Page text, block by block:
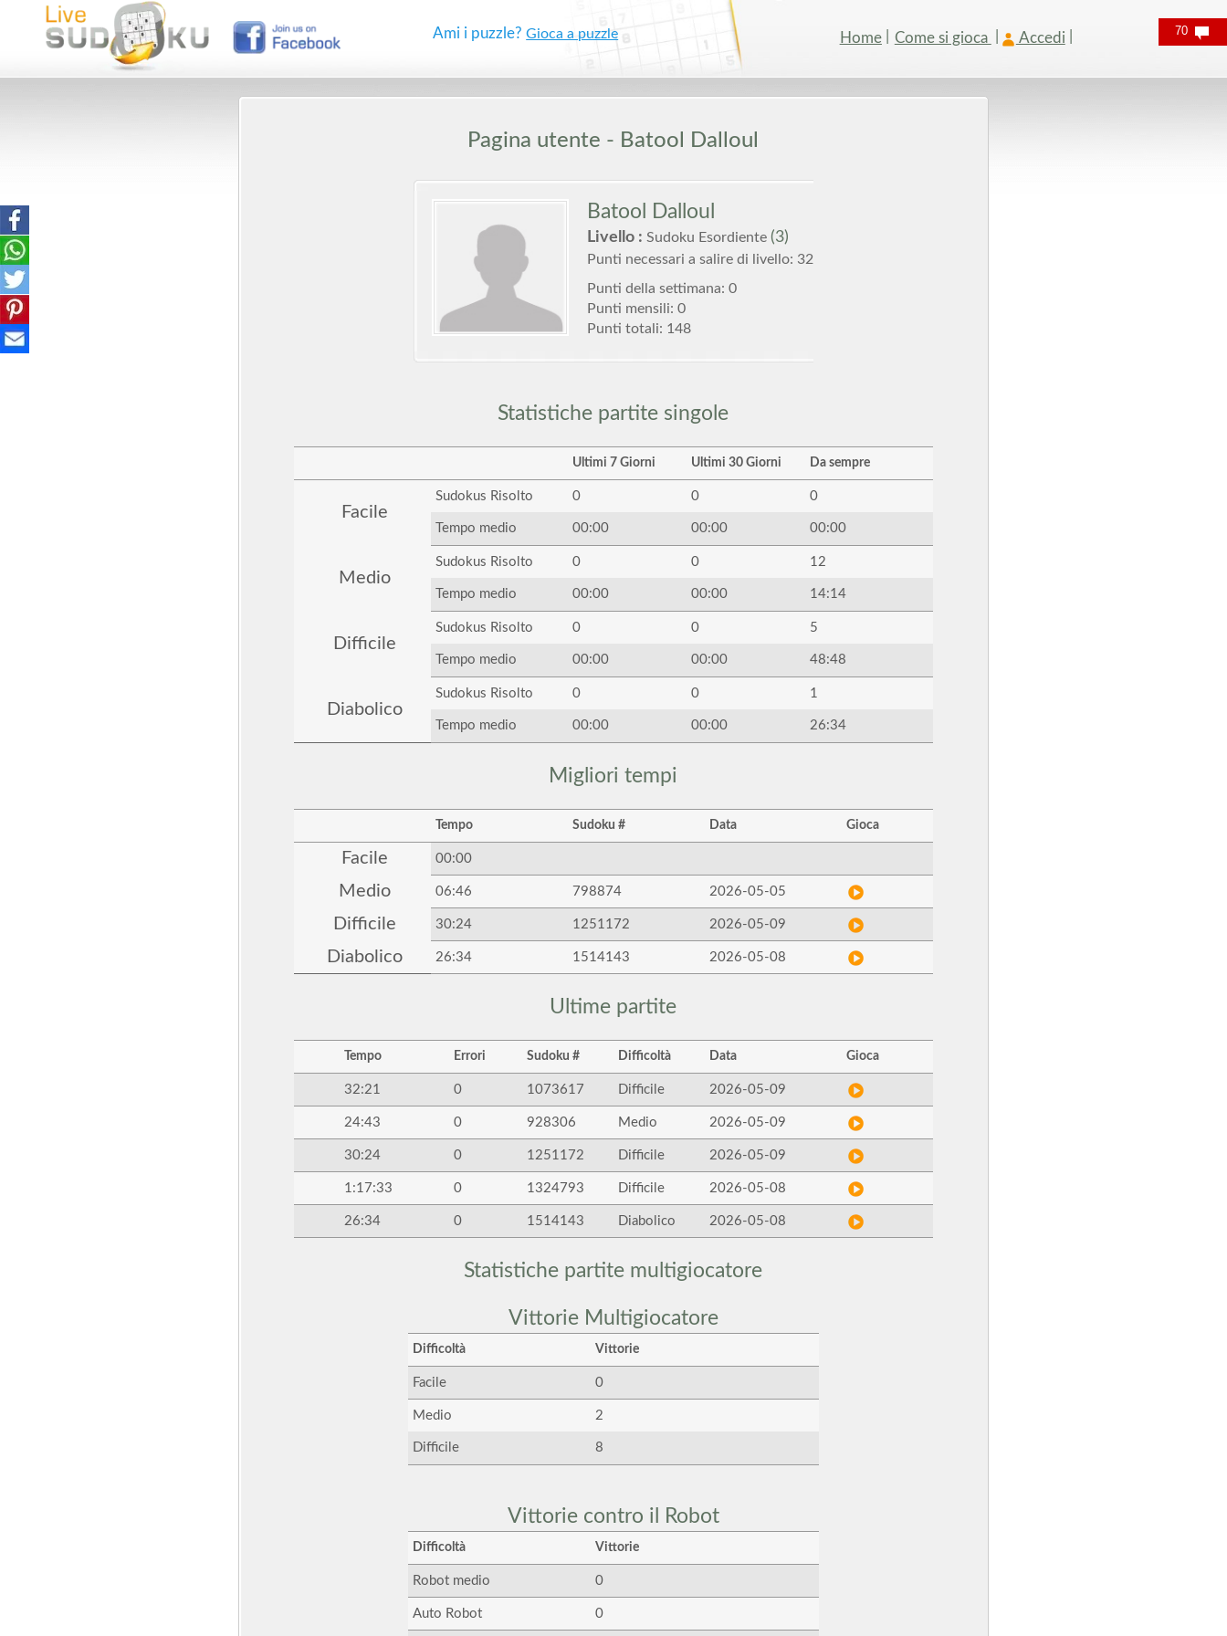
Ami i puzzle?Gioca a puzzle Home Come si gioca Accedi
Pagina utente - Batool Dalloul
Batool Dalloul
Livello : Sudoku Esordiente (3)
Punti necessari a salire di livello: 32
Punti della settimana: 0
Punti mensili: 0
Punti totali: 148
Statistiche partite singole
Ultimi 7 Giorni Ultimi 30 Giorni Da sempre
Facile
Sudokus Risolto 0 0 0
Tempo medio 00:00 00:00 00:00
Medio
Sudokus Risolto 0 0 12
Tempo medio 00:00 00:00 14:14
Difficile
Sudokus Risolto 0 0 5
Tempo medio 00:00 00:00 48:48
Diabolico
Sudokus Risolto 0 0 1
Tempo medio 00:00 00:00 26:34
Migliori tempi
Tempo Sudoku # Data Gioca
Facile 00:00
Medio 06:46 798874 2026-05-05
Difficile 30:24 1251172 2026-05-09
Diabolico 26:34 1514143 2026-05-08
Ultime partite
Tempo Errori Sudoku # Difficoltà Data Gioca
32:21 0 1073617 Difficile 2026-05-09
24:43 0 928306 Medio 2026-05-09
30:24 0 1251172 Difficile 2026-05-09
1:17:33 0 1324793 Difficile 2026-05-08
26:34 0 1514143 Diabolico 2026-05-08
Statistiche partite multigiocatore
Vittorie Multigiocatore
Difficoltà Vittorie
Facile 0
Medio 2
Difficile 8
Vittorie contro il Robot
Difficoltà Vittorie
Robot medio 0
Auto Robot 0
70